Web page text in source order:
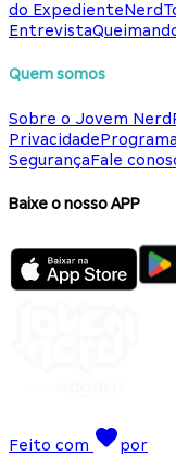
do Expediente
Entrevista
Quem somos
Sobre o Jovem Nerd
Privacidade
SegurançaFale
Baixe o nosso APP
Feito com
por